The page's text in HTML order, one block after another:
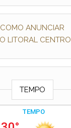
COMO ANUNCIAR
LITORAL CENTRO
TEMPO